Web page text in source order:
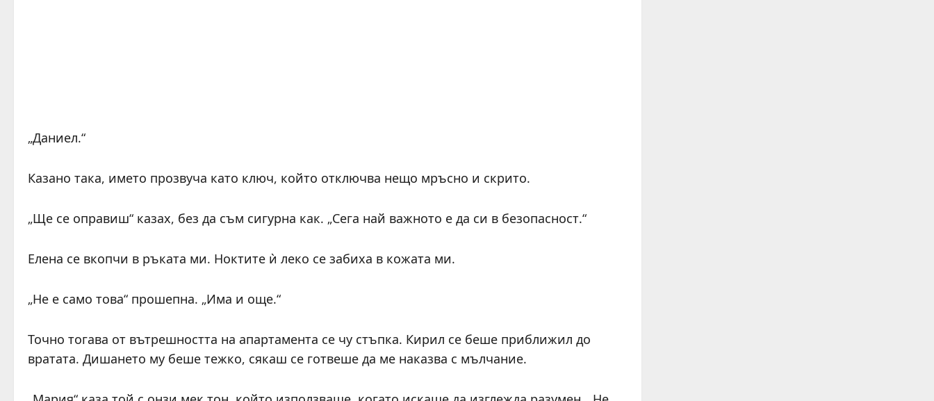
„Даниел.“
Казано така, името прозвуча като ключ, който отключва нещо мръсно и скрито.
„Ще се оправиш“ казах, без да съм сигурна как. „Сега най важното е да си в безопасност.“
Елена се вкопчи в ръката ми. Ноктите ѝ леко се забиха в кожата ми.
„Не е само това“ прошепна. „Има и още.“
Точно тогава от вътрешността на апартамента се чу стъпка. Кирил се беше приближил до
вратата. Дишането му беше тежко, сякаш се готвеше да ме наказва с мълчание.